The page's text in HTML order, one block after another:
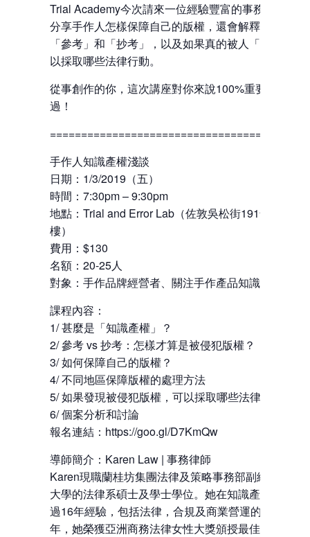
Trial Academy今次請來一位經驗豐富的事務律師，
分享手作人怎樣保障自己的版權，還會解釋如何辨別
「參考」和「抄考」，以及如果真的被人「抄考」了
以採取哪些法律行動。
從事創作的你，這次講座對你來說100%重要，千萬
過！
手作人知識產權淺談
日期：1/3/2019（五）
時間：7:30pm – 9:30pm
地點：Trial and Error Lab（佐敦吳松街191號突破中
樓）
費用：$130
名額：20-25人
對象：手作品牌經營者、關注手作產品知識產權的人
課程內容：
1/ 甚麼是「知識產權」？
2/ 參考 vs 抄考：怎樣才算是被侵犯版權？
3/ 如何保障自己的版權？
4/ 不同地區保障版權的處理方法
5/ 如果發現被侵犯版權，可以採取哪些法律行動？
6/ 個案分析和討論
報名連結：https://goo.gl/D7KmQw
導師簡介：Karen Law | 事務律師
Karen現職蘭桂坊集團法律及策略事務部副總裁，擁
大學的法律系碩士及學士學位。她在知識產權領域擁
過16年經驗，包括法律，合規及商業營運的範疇。
年，她榮獲亞洲商務法律女性大獎頒授最佳知識產權